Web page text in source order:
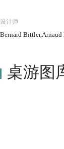
设计师
Bernard Bittler,Arnaud
桌游图